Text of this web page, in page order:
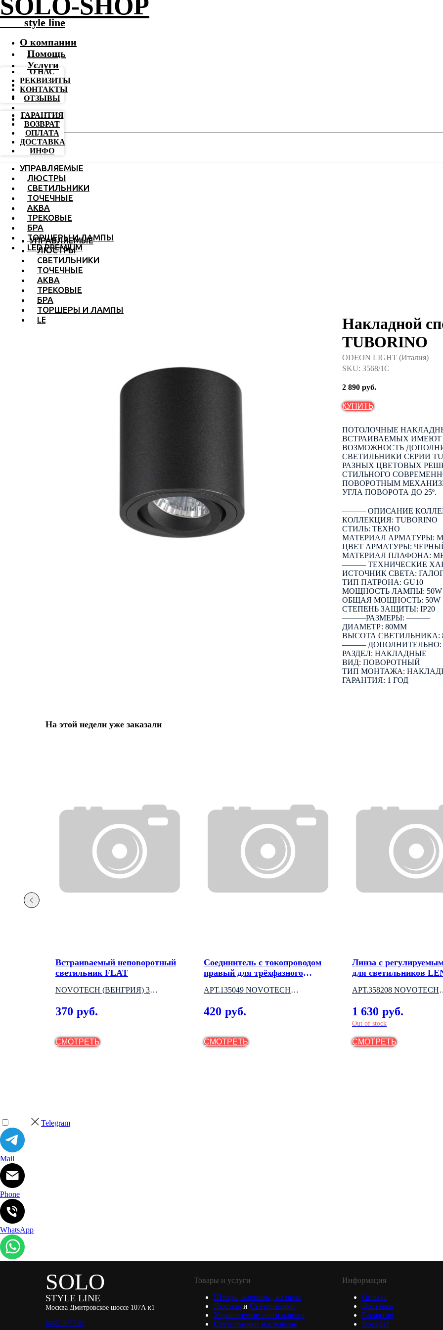
SOLO-SHOP
-------style line
О компании
Помощь
Услуги
О НАС
РЕКВИЗИТЫ
КОНТАКТЫ
ОТЗЫВЫ
ГАРАНТИЯ
ВОЗВРАТ
ОПЛАТА
ДОСТАВКА
ИНФО
УПРАВЛЯЕМЫЕ
ЛЮСТРЫ
СВЕТИЛЬНИКИ
ТОЧЕЧНЫЕ
АКВА
ТРЕКОВЫЕ
БРА
ТОРШЕРЫ И ЛАМПЫ
LED PREMIUM
УПРАВЛЯЕМЫЕ
ЛЮСТРЫ
СВЕТИЛЬНИКИ
ТОЧЕЧНЫЕ
АКВА
ТРЕКОВЫЕ
БРА
ТОРШЕРЫ И ЛАМПЫ
LED PREMIUM
Накладной
TUBORINO
ODEON LIGHT (Италия)
SKU: 3568/1C
2 890 руб.
КУПИТЬ
ПОТОЛОЧНЫЕ
ВСТРАИВАЕМЫХ ИМЕЮТ
ВОЗМОЖНОСТЬ
СВЕТИЛЬНИКИ СЕРИИ
РАЗНЫХ ЦВЕТОВЫХ
СТИЛЬНОГО
ПОВОРОТНЫМ
УГЛА ПОВОРОТА ДО 25º.
――― ОПИСАНИЕ
КОЛЛЕКЦИЯ: TUBORINO
СТИЛЬ: ТЕХНО
МАТЕРИАЛ АРМАТУРЫ:
ЦВЕТ АРМАТУРЫ:
МАТЕРИАЛ ПЛАФОНА:
――― ТЕХНИЧЕСКИЕ
ИСТОЧНИК СВЕТА:
ТИП ПАТРОНА: GU10
МОЩНОСТЬ ЛАМПЫ: 50W
ОБЩАЯ МОЩНОСТЬ: 50W
СТЕПЕНЬ ЗАЩИТЫ: IP20
―――РАЗМЕРЫ: ―――
ДИАМЕТР: 80ММ
ВЫСОТА СВЕТИЛЬНИКА:
―――
РАЗДЕЛ: НАКЛАДНЫЕ
ВИД: ПОВОРОТНЫЙ
ТИП МОНТАЖА:
ГАРАНТИЯ: 1 ГОД
На этой недели уже заказали
Встраиваемый неповоротный
светильник FLAT
NOVOTECH (ВЕНГРИЯ) 3
МОДЕЛИ
370 руб.
СМОТРЕТЬ
Соединитель с токопроводом
правый для трёхфазного
АРТ.135049 NOVOTECH
(ВЕНГРИЯ)
420 руб.
СМОТРЕТЬ
Линза с
для светильников
АРТ.358208 NOVOTECH
(ВЕНГРИЯ)
1 630 руб.
Out of stock
СМОТРЕТЬ
Telegram
Mail
Phone
WhatsApp
SOLO
STYLE LINE
Москва Дмитровское шоссе 107А к1
84951977330
Товары и услуги
Шторы, карнизы, жалюзи
Люстры и Светильники
Управляемые светильники
Светильники настенные
Информация
Оплата
Доставка
Гарантия
Возврат